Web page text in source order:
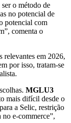
o método de
no potencial de
potencial com
comenta o
relevantes em 2026,
por isso, tratam-se
MGLU3
mais difícil desde o
a Selic, restrição
e-commerce”,